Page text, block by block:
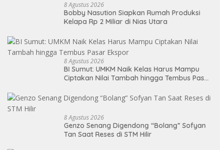
8 Agustus 2026
Bobby Nasution Siapkan Rumah Produksi
Kelapa Rp 2 Miliar di Nias Utara
8 Agustus 2026
BI Sumut: UMKM Naik Kelas Harus Mampu
Ciptakan Nilai Tambah hingga Tembus Pasar
8 Agustus 2026
Genzo Senang Digendong “Bolang” Sofyan
Tan Saat Reses di STM Hilir